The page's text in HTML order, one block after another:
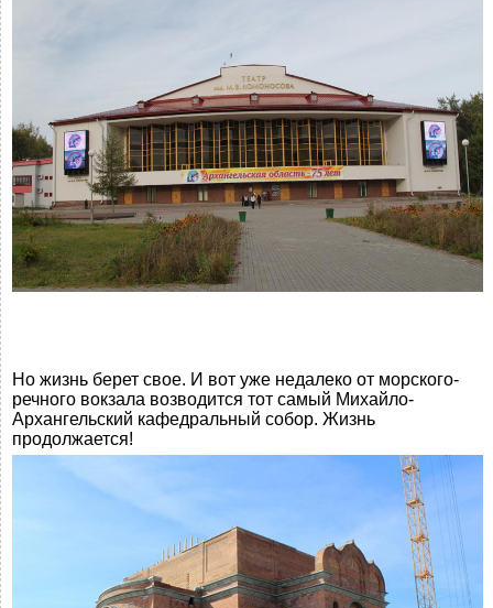
Но жизнь берет свое. И вот уже недалеко от морского-
речного вокзала возводится тот самый Михайло-
Архангельский кафедральный собор. Жизнь
продолжается!